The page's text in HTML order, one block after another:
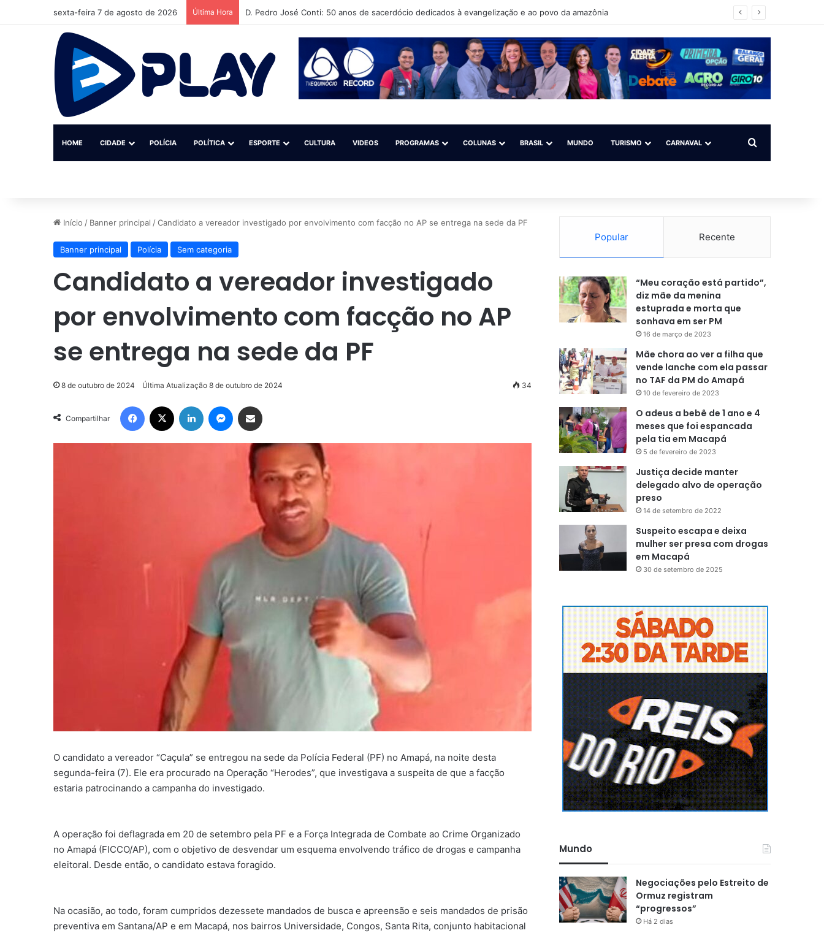
sexta-feira 7 de agosto de 2026 Última Hora D. Pedro José Conti: 50 anos de sacerdócio dedicados à evangelização e ao povo da amazônia
HOME CIDADE POLÍCIA POLÍTICA ESPORTE CULTURA VIDEOS PROGRAMAS COLUNAS BRASIL MUNDO TURISMO CARNAVAL Procurar por
Início / Banner principal /Candidato a vereador investigado por envolvimento com facção no AP se entrega na sede da PF
Banner principal Polícia Sem categoria
Candidato a vereador investigado
por envolvimento com facção no AP
se entrega na sede da PF
8 de outubro de 2024 Última Atualização 8 de outubro de 2024 34
Compartilhar
Facebook Linkedin Messenger
O candidato a vereador “Caçula” se entregou na sede da Polícia Federal (PF) no Amapá, na noite desta
segunda-feira (7). Ele era procurado na Operação “Herodes”, que investigava a suspeita de que a facção
estaria patrocinando a campanha do investigado.
A operação foi deflagrada em 20 de setembro pela PF e a Força Integrada de Combate ao Crime Organizado
no Amapá (FICCO/AP), com o objetivo de desvendar um esquema envolvendo tráfico de drogas e campanha
eleitoral. Desde então, o candidato estava foragido.
Na ocasião, ao todo, foram cumpridos dezessete mandados de busca e apreensão e seis mandados de prisão
preventiva em Santana/AP e em Macapá, nos bairros Universidade, Congos, Santa Rita, conjunto habitacional
Popular Recente
“Meu coração está partido”,
diz mãe da menina
estuprada e morta que
sonhava em ser PM
16 de março de 2023
Mãe chora ao ver a filha que
vende lanche com ela passar
no TAF da PM do Amapá
10 de fevereiro de 2023
O adeus a bebê de 1 ano e 4
meses que foi espancada
pela tia em Macapá
5 de fevereiro de 2023
Justiça decide manter
delegado alvo de operação
preso
14 de setembro de 2022
Suspeito escapa e deixa
mulher ser presa com drogas
em Macapá
30 de setembro de 2025
Mundo
Negociações pelo Estreito de
Ormuz registram
“progressos”
Há 2 dias